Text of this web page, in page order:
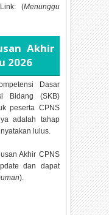
(Menunggu
Akhir
2026
Dasar
Bidang (SKB)
peserta CPNS
adalah tahap
lulus.
Akhir CPNS
dan dapat
).